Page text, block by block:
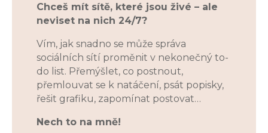
Chceš mít sítě, které jsou živé – ale
neviset na nich 24/7?
Vím, jak snadno se může správa
sociálních sítí proměnit v nekonečný to-
do list. Přemýšlet, co postnout,
přemlouvat se k natáčení, psát popisky,
řešit grafiku, zapomínat postovat…
Nech to na mně!